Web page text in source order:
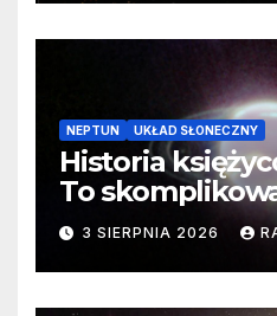
NEPTUN UKŁAD SŁONECZNY
Historia
To
3 SIERPNIA 2026